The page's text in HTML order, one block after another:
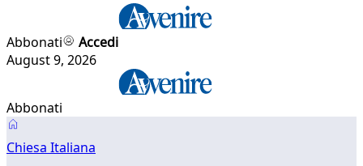
Abbonati
Accedi
August 9, 2026
Abbonati
Chiesa Italiana